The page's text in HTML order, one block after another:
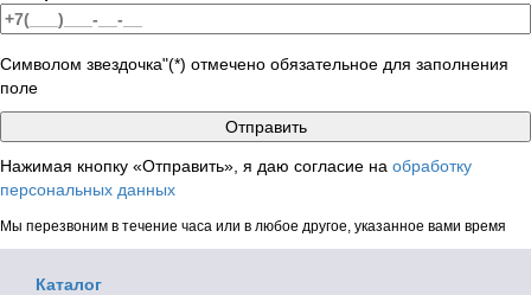
Символом звездочка"(*) отмечено обязательное для заполнения
поле
Нажимая кнопку «Отправить», я даю согласие на обработку
персональных данных
Мы перезвоним в течение часа или в любое другое, указанное вами время
Каталог